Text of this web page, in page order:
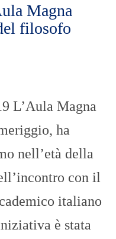
Magna
filosofo
L’Aula Magna
ha
nell’età della
con il
italiano
è stata